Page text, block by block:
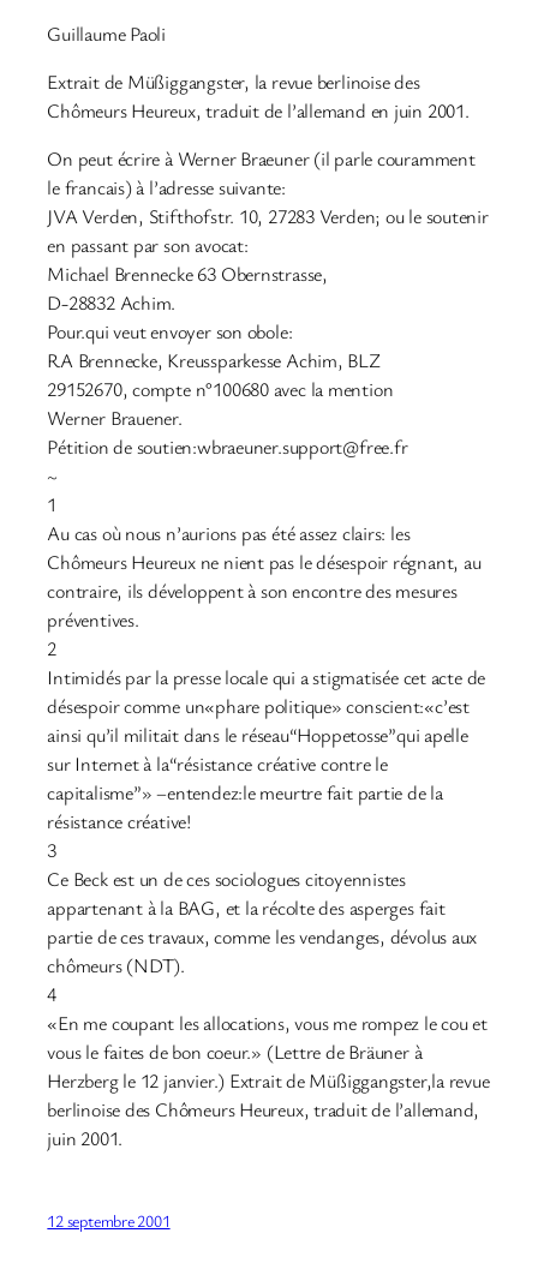
Guillaume Paoli
Extrait de Müßiggangster, la revue berlinoise des
Chômeurs Heureux, traduit de l’allemand en juin 2001.
On peut écrire à Werner Braeuner (il parle couramment
le francais) à l’adresse suivante:
JVA Verden, Stifthofstr. 10, 27283 Verden; ou le soutenir
en passant par son avocat:
Michael Brennecke 63 Obernstrasse,
D-28832 Achim.
Pour.qui veut envoyer son obole:
RA Brennecke, Kreussparkesse Achim, BLZ
29152670, compte n°100680 avec la mention
Werner Brauener.
Pétition de soutien:wbraeuner.support@free.fr
~
1
Au cas où nous n’aurions pas été assez clairs: les
Chômeurs Heureux ne nient pas le désespoir régnant, au
contraire, ils développent à son encontre des mesures
préventives.
2
Intimidés par la presse locale qui a stigmatisée cet acte de
désespoir comme un«phare politique» conscient:«c’est
ainsi qu’il militait dans le réseau“Hoppetosse”qui apelle
sur Internet à la“résistance créative contre le
capitalisme”» –entendez:le meurtre fait partie de la
résistance créative!
3
Ce Beck est un de ces sociologues citoyennistes
appartenant à la BAG, et la récolte des asperges fait
partie de ces travaux, comme les vendanges, dévolus aux
chômeurs (NDT).
4
«En me coupant les allocations, vous me rompez le cou et
vous le faites de bon coeur.» (Lettre de Bräuner à
Herzberg le 12 janvier.) Extrait de Müßiggangster,la revue
berlinoise des Chômeurs Heureux, traduit de l’allemand,
juin 2001.
12 septembre 2001